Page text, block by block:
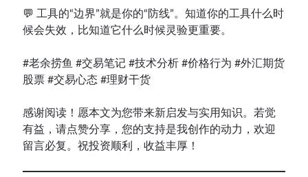
💬 工具的“边界”就是你的“防线”。知道你的工具什么时
候会失效，比知道它什么时候灵验更重要。
#老余捞鱼 #交易笔记 #技术分析 #价格行为 #外汇期货
股票 #交易心态 #理财干货
感谢阅读！愿本文为您带来新启发与实用知识。若觉
有益，请点赞分享，您的支持是我创作的动力，欢迎
留言必复。祝投资顺利，收益丰厚！